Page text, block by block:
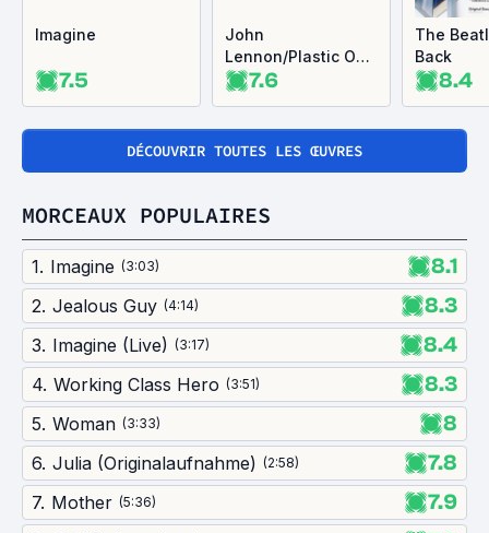
Imagine
7.5
John
Lennon/Plastic Ono
Band7.6
The
Back
8.4
DÉCOUVRIR TOUTES LES ŒUVRES
MORCEAUX POPULAIRES
1. Imagine (3:03) 8.1
2. Jealous Guy (4:14) 8.3
3. Imagine (Live) (3:17) 8.4
4. Working Class Hero (3:51) 8.3
5. Woman (3:33) 8
6. Julia (Originalaufnahme) (2:58) 7.8
7. Mother (5:36) 7.9